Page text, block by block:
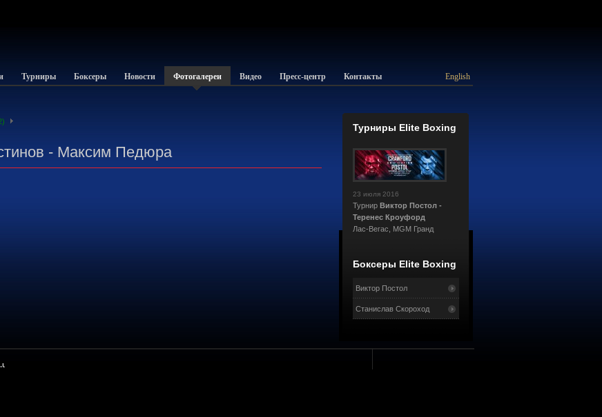
Турниры Боксеры Новости Фотогалереи Видео Пресс-центр Контакты English
- Максим Педюра
Турниры Elite Boxing
23 июля 2016
Турнир Виктор Постол -
Теренес Кроуфорд
Лас-Вегас, MGM Гранд
Боксеры Elite Boxing
Виктор Постол
Станислав Скороход